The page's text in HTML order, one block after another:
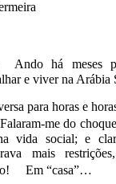
há meses
e viver na
para horas e
me do
vida social; e
mais
Em “casa”…